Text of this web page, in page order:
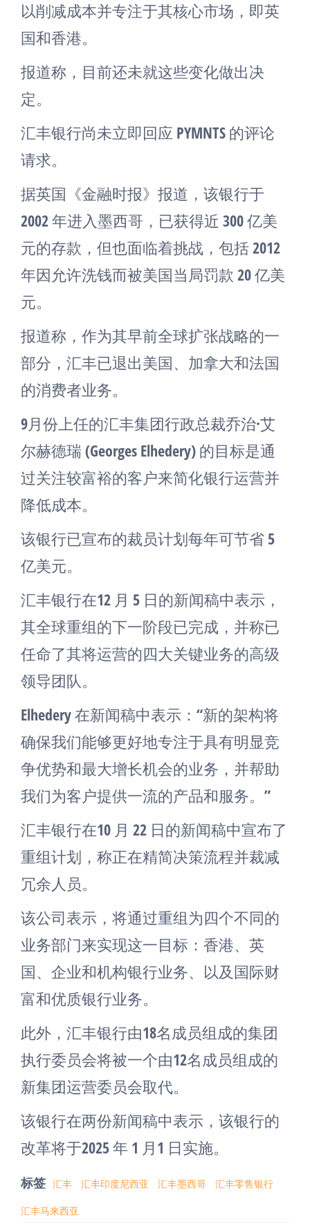
以削减成本并专注于其核心市场，即英
国和香港。
报道称，目前还未就这些变化做出决
定。
汇丰银行尚未立即回应 PYMNTS 的评论
请求。
据英国《金融时报》报道，该银行于
2002 年进入墨西哥，已获得近 300 亿美
元的存款，但也面临着挑战，包括 2012
年因允许洗钱而被美国当局罚款 20 亿美
元。
报道称，作为其早前全球扩张战略的一
部分，汇丰已退出美国、加拿大和法国
的消费者业务。
9月份上任的汇丰集团行政总裁乔治·艾
尔赫德瑞 (Georges Elhedery) 的目标是通
过关注较富裕的客户来简化银行运营并
降低成本。
该银行已宣布的裁员计划每年可节省 5
亿美元。
汇丰银行在12 月 5 日的新闻稿中表示，
其全球重组的下一阶段已完成，并称已
任命了其将运营的四大关键业务的高级
领导团队。
Elhedery 在新闻稿中表示：“新的架构将
确保我们能够更好地专注于具有明显竞
争优势和最大增长机会的业务，并帮助
我们为客户提供一流的产品和服务。”
汇丰银行在10 月 22 日的新闻稿中宣布了
重组计划，称正在精简决策流程并裁减
冗余人员。
该公司表示，将通过重组为四个不同的
业务部门来实现这一目标：香港、英
国、企业和机构银行业务、以及国际财
富和优质银行业务。
此外，汇丰银行由18名成员组成的集团
执行委员会将被一个由12名成员组成的
新集团运营委员会取代。
该银行在两份新闻稿中表示，该银行的
改革将于2025 年 1 月1 日实施。
标签 汇丰 汇丰印度尼西亚 汇丰墨西哥 汇丰零售银行
汇丰马来西亚